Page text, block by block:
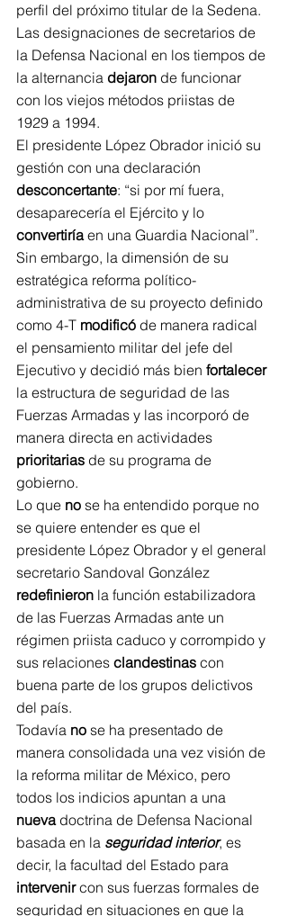
perfil del próximo titular de la Sedena.
Las designaciones de secretarios de
la Defensa Nacional en los tiempos de
la alternancia dejaron de funcionar
con los viejos métodos priistas de
1929 a 1994.
El presidente López Obrador inició su
gestión con una declaración
desconcertante: “si por mí fuera,
desaparecería el Ejército y lo
convertiría en una Guardia Nacional”.
Sin embargo, la dimensión de su
estratégica reforma político-
administrativa de su proyecto definido
como 4-T modificó de manera radical
el pensamiento militar del jefe del
Ejecutivo y decidió más bien fortalecer
la estructura de seguridad de las
Fuerzas Armadas y las incorporó de
manera directa en actividades
prioritarias de su programa de
gobierno.
Lo que no se ha entendido porque no
se quiere entender es que el
presidente López Obrador y el general
secretario Sandoval González
redefinieron la función estabilizadora
de las Fuerzas Armadas ante un
régimen priista caduco y corrompido y
sus relaciones clandestinas con
buena parte de los grupos delictivos
del país.
Todavía no se ha presentado de
manera consolidada una vez visión de
la reforma militar de México, pero
todos los indicios apuntan a una
nueva doctrina de Defensa Nacional
basada en la seguridad interior, es
decir, la facultad del Estado para
intervenir con sus fuerzas formales de
seguridad en situaciones en que la